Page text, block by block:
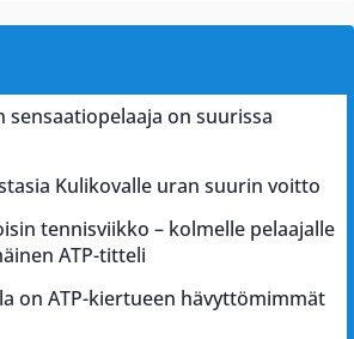
sensaatiopelaaja on suurissa
Kulikovalle uran suurin voitto
tennisviikko – kolmelle pelaajalle
ATP-titteli
on ATP-kiertueen hävyttömimmät